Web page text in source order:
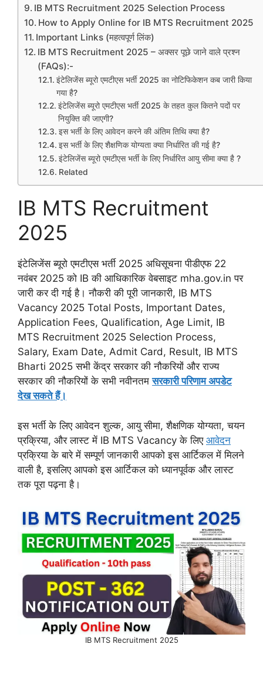
IB MTS Recruitment 2025 Selection Process
How to Apply Online for IB MTS Recruitment 2025
Important Links (महत्वपूर्ण लिंक)
IB MTS Recruitment 2025 – अक्सर पूछे जाने वाले प्रश्न
(FAQs):-
इंटेलिजेंस ब्यूरो एमटीएस भर्ती 2025 का नोटिफिकेशन कब जारी किया
गया है?
इंटेलिजेंस ब्यूरो एमटीएस भर्ती 2025 के तहत कुल कितने पदों पर
नियुक्ति की जाएगी?
इस भर्ती के लिए आवेदन करने की अंतिम तिथि क्या है?
इस भर्ती के लिए शैक्षणिक योग्यता क्या निर्धारित की गई है?
इंटेलिजेंस ब्यूरो एमटीएस भर्ती के लिए निर्धारित आयु सीमा क्या है ?
Related
IB MTS Recruitment
2025
इंटेलिजेंस ब्यूरो एमटीएस भर्ती 2025 अधिसूचना पीडीएफ 22
नवंबर 2025 को IB की आधिकारिक वेबसाइट mha.gov.in पर
जारी कर दी गई है। नौकरी की पूरी जानकारी, IB MTS
Vacancy 2025 Total Posts, Important Dates,
Application Fees, Qualification, Age Limit, IB
MTS Recruitment 2025 Selection Process,
Salary, Exam Date, Admit Card, Result, IB MTS
Bharti 2025 सभी केंद्र सरकार की नौकरियों और राज्य
सरकार की नौकरियों के सभी नवीनतमसरकारी परिणाम अपडेट
देख सकते हैं।
इस भर्ती के लिए आवेदन शुल्क, आयु सीमा, शैक्षणिक योग्यता, चयन
प्रक्रिया, और लास्ट में IB MTS Vacancy के लिए आवेदन
प्रक्रिया के बारे में सम्पूर्ण जानकारी आपको इस आर्टिकल में मिलने
वाली है, इसलिए आपको इस आर्टिकल को ध्यानपूर्वक और लास्ट
तक पूरा पढ़ना है।
IB MTS Recruitment 2025